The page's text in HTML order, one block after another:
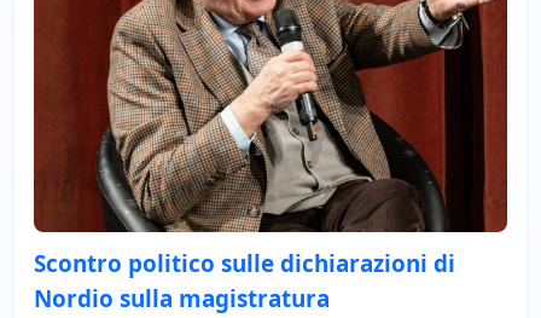
Scontro politico sulle dichiarazioni di
Nordio sulla magistratura